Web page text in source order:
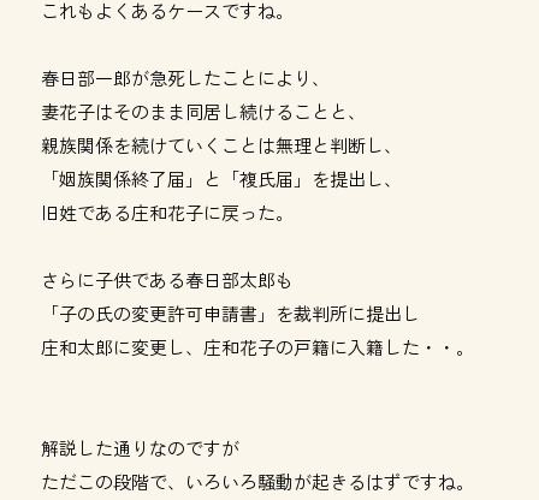
これもよくあるケースですね。
春日部一郎が急死したことにより、
妻花子はそのまま同居し続けることと、
親族関係を続けていくことは無理と判断し、
「姻族関係終了届」と「複氏届」を提出し、
旧姓である庄和花子に戻った。
さらに子供である春日部太郎も
「子の氏の変更許可申請書」を裁判所に提出し
庄和太郎に変更し、庄和花子の戸籍に入籍した・・。
解説した通りなのですが
ただこの段階で、いろいろ騒動が起きるはずですね。